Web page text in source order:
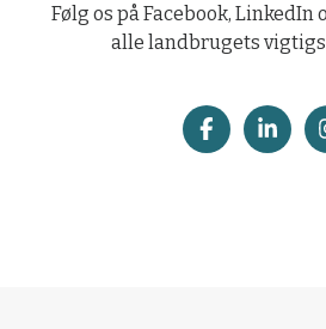
Følg os på Facebook, LinkedIn
alle landbrugets